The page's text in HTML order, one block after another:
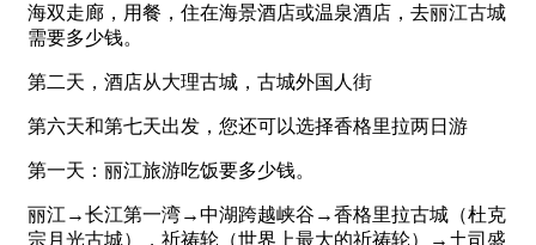
海双走廊，用餐，住在海景酒店或温泉酒店，去丽江古城
需要多少钱。
第二天，酒店从大理古城，古城外国人街
第六天和第七天出发，您还可以选择香格里拉两日游
第一天：丽江旅游吃饭要多少钱。
丽江→长江第一湾→中湖跨越峡谷→香格里拉古城（杜克
宗月光古城），祈祷轮（世界上最大的祈祷轮）→土司盛